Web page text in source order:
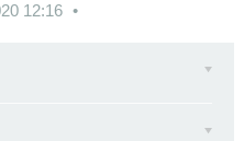
12:16